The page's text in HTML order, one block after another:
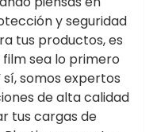
y seguridad
tus productos, es
sea lo primero
somos expertos
de alta calidad
tus cargas de